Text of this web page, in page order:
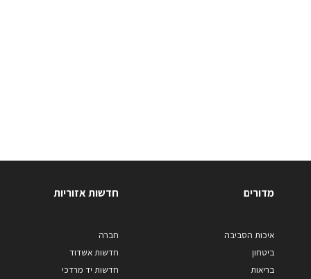
מדורים
איכות הסביבה
ביטחון
בריאות
חדשות אזוריות
חברה
חדשות אשדוד
חדשות יד מרדכי